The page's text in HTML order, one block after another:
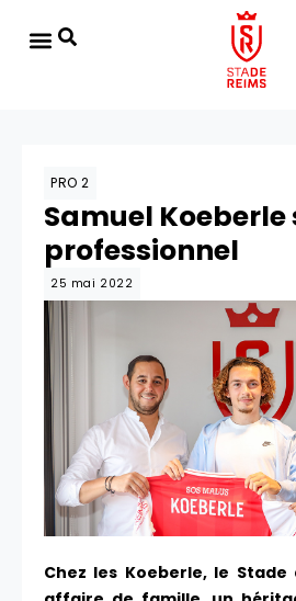
PRO 2
Samuel Koeberle
professionnel
25 mai 2022
Chez les Koeberle, le Stade